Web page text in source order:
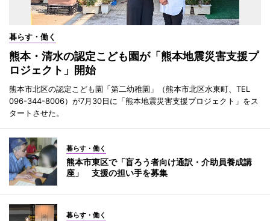
暮らす・働く
熊本・清水の認定こども園が「熊本地震災害支援プ
ロジェクト」開始
熊本市北区の認定こども園「第二幼稚園」（熊本市北区水東町、TEL
096-344-8006）が7月30日に「熊本地震災害支援プロジェクト」をス
タートさせた。
暮らす・働く
熊本市東区で「盲ろう者向け通訳・介助員養成講
座」 支援の担い手を募集
暮らす・働く